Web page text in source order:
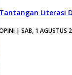
Tantangan Literasi
| SAB, 1 AGUSTUS